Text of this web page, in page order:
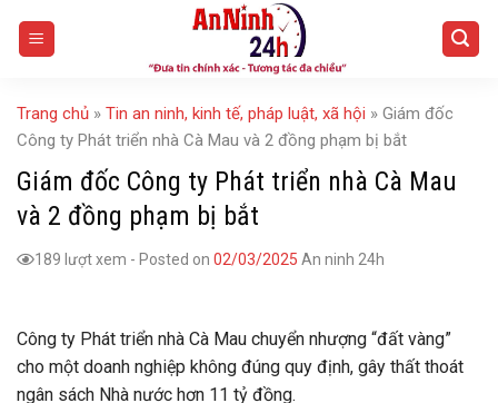
Trang chủ » Tin an ninh, kinh tế, pháp luật, xã hội » Giám đốc
Công ty Phát triển nhà Cà Mau và 2 đồng phạm bị bắt
Giám đốc Công ty Phát triển nhà Cà Mau
và 2 đồng phạm bị bắt
189 lượt xem - Posted on 02/03/2025 An ninh 24h
Công ty Phát triển nhà Cà Mau chuyển nhượng “đất vàng”
cho một doanh nghiệp không đúng quy định, gây thất thoát
ngân sách Nhà nước hơn 11 tỷ đồng.